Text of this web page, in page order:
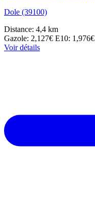
Dole (39100)
Distance: 4,4 km
Gazole: 2,127€ E10: 1,976€
Voir détails